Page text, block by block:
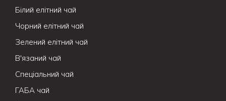
Білий елітний чай
Чорний елітний чай
Зелений елітний чай
В'язаний чай
Спеціальний чай
ГАБА чай